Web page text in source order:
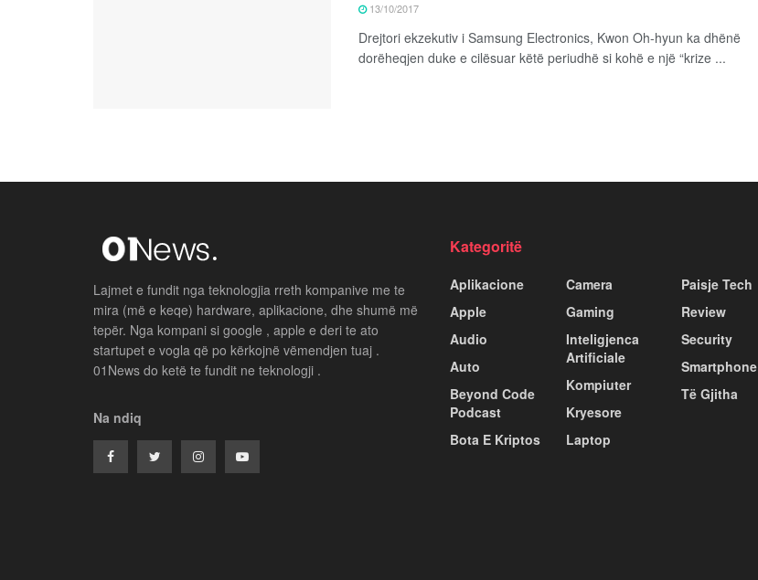
13/10/2017
Drejtori ekzekutiv i Samsung Electronics, Kwon Oh-hyun ka dhënë
dorëheqjen duke e cilësuar këtë periudhë si kohë e një “krize ...
Lajmet e fundit nga teknologjia rreth kompanive me te
mira (më e keqe) hardware, aplikacione, dhe shumë më
tepër. Nga kompani si google , apple e deri te ato
startupet e vogla që po kërkojnë vëmendjen tuaj .
01News do ketë te fundit ne teknologji .
Na ndiq
Kategoritë
Aplikacione
Apple
Audio
Auto
Beyond Code
Podcast
Bota E Kriptos
Camera
Gaming
Inteligjenca
Artificiale
Kompiuter
Kryesore
Laptop
Paisje Tech
Review
Security
Smartphone
Të Gjitha